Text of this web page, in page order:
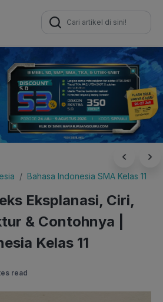
Search
for:
Bahasa Indonesia SMA Kelas 11
Eksplanasi, Ciri,
& Contohnya |
Kelas 11
read